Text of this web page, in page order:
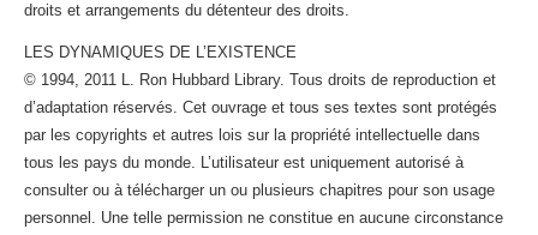
droits et arrangements du détenteur des droits.
LES DYNAMIQUES DE L’EXISTENCE
© 1994, 2011 L. Ron Hubbard Library. Tous droits de reproduction et
d’adaptation réservés. Cet ouvrage et tous ses textes sont protégés
par les copyrights et autres lois sur la propriété intellectuelle dans
tous les pays du monde. L’utilisateur est uniquement autorisé à
consulter ou à télécharger un ou plusieurs chapitres pour son usage
personnel. Une telle permission ne constitue en aucune circonstance